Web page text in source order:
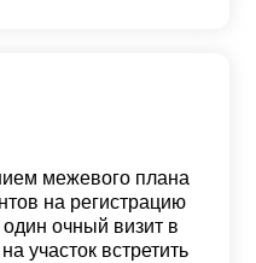
межевого плана
на регистрацию
очный визит в
участок встретить